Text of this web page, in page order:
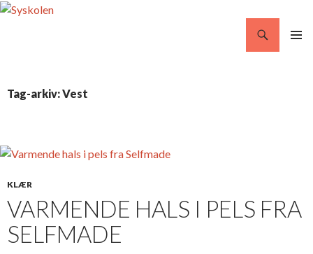
Tag-arkiv: Vest
KLÆR
VARMENDE HALS I PELS FRA
SELFMADE